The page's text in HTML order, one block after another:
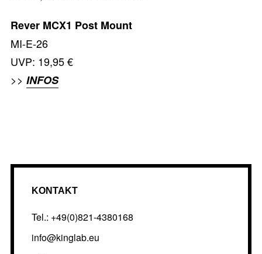
Rever MCX1 Post Mount
MI-E-26
UVP: 19,95 €
>> INFOS
KONTAKT
Tel.: +49(0)821-4380168
info@kinglab.eu